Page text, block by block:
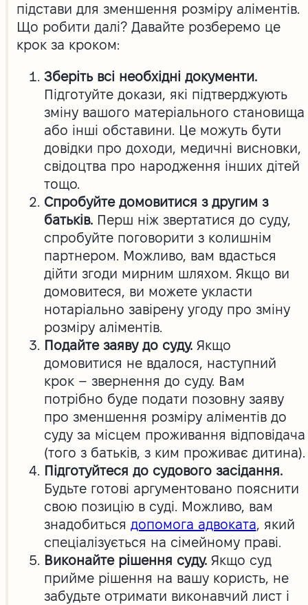
підстави для зменшення розміру аліментів.
Що робити далі? Давайте розберемо це
крок за кроком:
Зберіть всі необхідні документи.
Підготуйте докази, які підтверджують
зміну вашого матеріального становища
або інші обставини. Це можуть бути
довідки про доходи, медичні висновки,
свідоцтва про народження інших дітей
тощо.
Спробуйте домовитися з другим з
батьків. Перш ніж звертатися до суду,
спробуйте поговорити з колишнім
партнером. Можливо, вам вдасться
дійти згоди мирним шляхом. Якщо ви
домовитеся, ви можете укласти
нотаріально завірену угоду про зміну
розміру аліментів.
Подайте заяву до суду. Якщо
домовитися не вдалося, наступний
крок – звернення до суду. Вам
потрібно буде подати позовну заяву
про зменшення розміру аліментів до
суду за місцем проживання відповідача
(того з батьків, з ким проживає дитина).
Підготуйтеся до судового засідання.
Будьте готові аргументовано пояснити
свою позицію в суді. Можливо, вам
знадобиться допомога адвоката, який
спеціалізується на сімейному праві.
Виконайте рішення суду.Якщо суд
прийме рішення на вашу користь, не
забудьте отримати виконавчий лист і